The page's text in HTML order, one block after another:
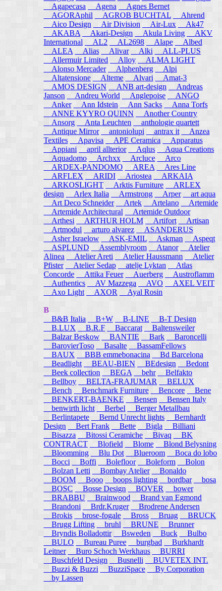
Agapecasa
Agena
Agnes Bernet
AGORAphil
AGROB BUCHTAL
Ahrend
Aico Design
Air Division Air-Lux
Ak47
AKABA
Akari-Design Akula Living
AKV
International
AL2 AL2698 Alape
Albed
ALEA
Alias Alivar Alki
ALL-PLUS
Allermuir Limited
Alloy
ALMA LIGHT
Alonso Mercader
Alphenberg
Alpi
Altatensione
Alteme Alvari
Amat-3
AMOS DESIGN
ANB art-design
Andreas
Janson
Andreu World Anglepoise
ANGO
Anker
Ann Idstein Ann Sacks
Anna Torfs
ANNE KYYRO QUINN
Another Country
Ansorg
Anta Leuchten
anthologie quartett
Antique Mirror
antoniolupi antrax it
Anzea
Textiles
Apavisa APE Ceramica
Apparatus
Appiani
april allterior Aqlus Aqua Creations
Aquadomo
Archxx Arcluce
Arco
ARDEX-PANDOMO
AREA
Ares Line
ARFLEX
ARIDI Ariostea
ARKAIA
ARKOSLIGHT
Arktis Furniture
ARLEX
design
Arlex Italia Armstrong Arper
art aqua
Art Deco Schneider
Artek Artelano
Artemide
Artemide Architectural
Artemide Outdoor
Arthesi
ARTHUR HOLM Artifort
Artisan
Artmodul
arturo alvarez
ASANDERUS
Asher Israelow
ASK-EMIL Askman
Aspeqt
ASPLUND
Assemblyroom Atanor
Atelier
Alinea
Atelier Areti Atelier Haussmann
Atelier
Pfister
Atelier Sedap atelje Lyktan
Atlas
Concorde
Attika Feuer Auerberg
Austroflamm
Authentics
AV Mazzega AVO
AXEL VEIT
Axo Light
AXOR Ayal Rosin
B
B&B Italia
B+W B-LINE
B-T Design
B.LUX
B.R.F Baccarat
Baltensweiler
Balzar Beskow
BANTIE Bark
Baroncelli
BarovierToso
Basalte
BassamFellows
BAUX
BBB emmebonacina
Bd Barcelona
Beadlight
BEAU-BIEN BEdesign
Bedont
Beek collection
BEGA behr
Belfakto
Bellboy
BELTA-FRAJUMAR
BELUX
Bench
Benchmark Furniture Bencore
Bene
BENKERT-BAENKE
Bensen
Bensen Italy
benwirth licht
Berbel
Berger Metallbau
Berlintapete
Bernd Unrecht lights
Bernhardt
Design
Bert Frank Bette Bigla
Billiani
Bisazza
Bitossi Ceramiche Bivaq
BK
CONTRACT
Blofield Blome Blond Belysning
Bloomming
Blu Dot Blueroom
Boca do lobo
Bocci
Boffi Bolefloor Boleform
Bolon
Bolzan Letti
Bombay Atelier
Bonaldo
BOOM
Booo boops lighting bordbar
bosa
BOSC
Bosse Design BOVER
bower
BRABBU
Brainwood
Brand van Egmond
Brandoni
Brdr.Kruger
Brodrene Andersen
Brokis
brose-fogale Bross Bruag
BRUCK
Brugg Lifting
bruhl BRUNE
Brunner
Bryndis Bolladottir
Bsweden Buck
Bulbo
BULO
Bureau Puree burgbad
Burkhardt
Leitner
Buro Schoch Werkhaus
BURRI
Buschfeld Design
Busnelli
BUVETEX INT.
Buzzi & Buzzi
BuzziSpace By Corporation
by Lassen